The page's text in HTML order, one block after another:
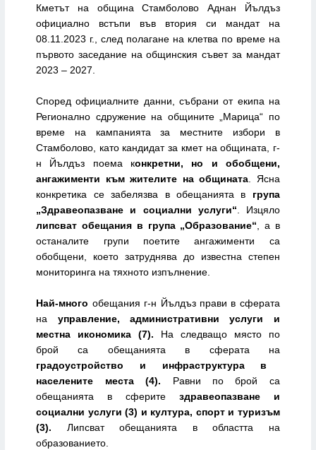
Кметът на община Стамболово Аднан Йълдъз
официално встъпи във втория си мандат на
08.11.2023 г., след полагане на клетва по време на
първото заседание на общинския съвет за мандат
2023 – 2027.
Според официалните данни, събрани от екипа на
Регионално сдружение на общините „Марица“ по
време на кампанията за местните избори в
Стамболово, като кандидат за кмет на общината, г-
н Йълдъз поема конкретни, но и обобщени,
ангажименти към жителите на общината . Ясна
конкретика се забелязва в обещанията в група
„Здравеопазване и социални услуги“ . Изцяло
липсват обещания в група „Образование“ , а в
останалите групи поетите ангажименти са
обобщени, което затруднява до известна степен
мониторинга на тяхното изпълнение.
Най-много обещания г-н Йълдъз прави в сферата
на управление, административни услуги и
местна икономика (7). На следващо място по
брой са обещанията в сферата нa
градоустройство и инфраструктура в
населените места (4). Равни по брой са
обещанията в сферите здравеопазване и
социални услуги (3) и култура, спорт и туризъм
(3). Липсват обещанията в областта на
образованието.